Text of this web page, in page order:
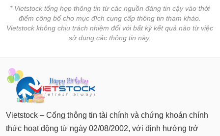
* Vietstock tổng hợp thông tin từ các nguồn đáng tin cậy vào thời
điểm công bố cho mục đích cung cấp thông tin tham khảo.
Vietstock không chịu trách nhiệm đối với bất kỳ kết quả nào từ việc
sử dụng các thông tin này.
Vietstock – Cổng thông tin tài chính và chứng khoán chính
thức hoạt động từ ngày 02/08/2002, với định hướng trở